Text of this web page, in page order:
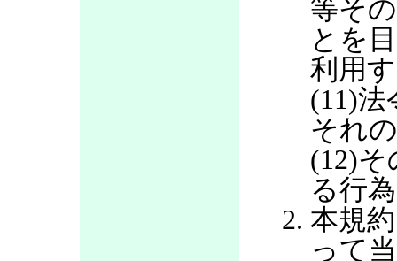
等そ
とを
利用
(11)
それ
(12)
る行
本規
って